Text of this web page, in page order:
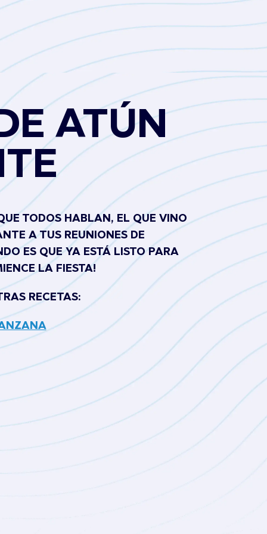
ATÚN
TODOS HABLAN, EL QUE VINO
A TUS REUNIONES DE
ES QUE YA ESTÁ LISTO PARA
LA FIESTA!
RECETAS: